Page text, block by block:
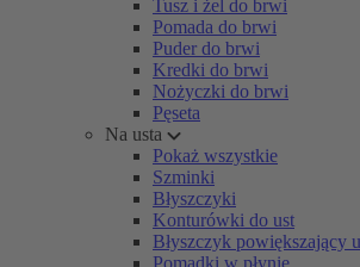
Tusz i żel do brwi
Pomada do brwi
Puder do brwi
Kredki do brwi
Nożyczki do brwi
Pęseta
Na usta
Pokaż wszystkie
Szminki
Błyszczyki
Konturówki do ust
Błyszczyk powiększający
Pomadki w płynie